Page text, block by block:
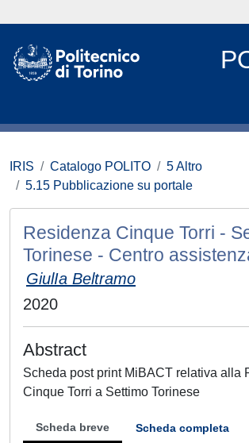
IRIS Catalogo POLITO
5 Altro
5.15 Pubblicazione su portale
Residenza Cinque Torri -
Torinese - Centro
GiulIa Beltramo
2020
Abstract
Scheda post print MiBACT relativa alla
Cinque Torri a Settimo Torinese
Scheda breve Scheda completa